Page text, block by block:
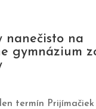
nanečisto na
gymnázium
termín